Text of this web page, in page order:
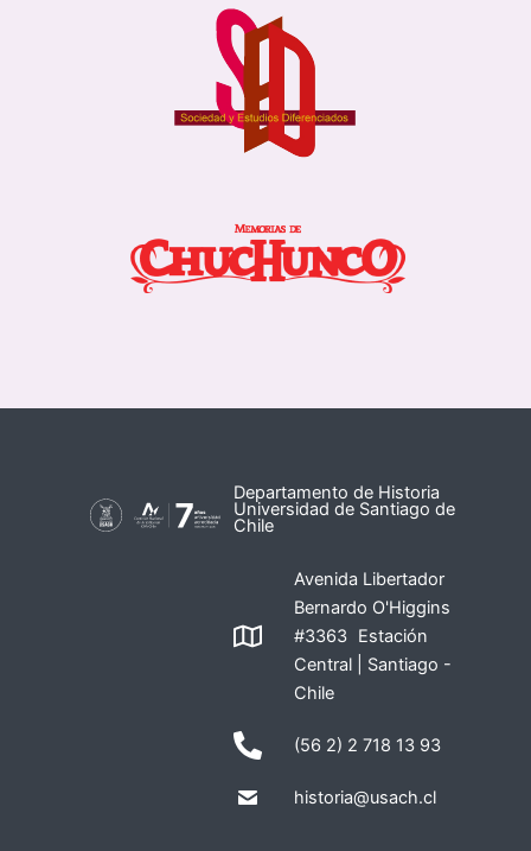
Departamento de Historia
Universidad de Santiago de
Chile
Avenida Libertador
Bernardo O'Higgins
#3363 Estación
Central | Santiago -
Chile
(56 2) 2 718 13 93
historia@usach.cl